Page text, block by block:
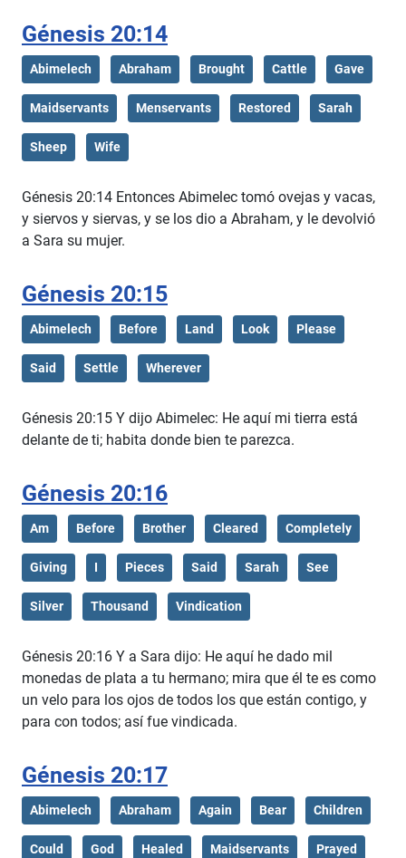
Génesis 20:14
Abimelech Abraham Brought Cattle Gave
Maidservants Menservants Restored Sarah
Sheep Wife
Génesis 20:14 Entonces Abimelec tomó ovejas y vacas,
y siervos y siervas, y se los dio a Abraham, y le devolvió
a Sara su mujer.
Génesis 20:15
Abimelech Before Land Look Please
Said Settle Wherever
Génesis 20:15 Y dijo Abimelec: He aquí mi tierra está
delante de ti; habita donde bien te parezca.
Génesis 20:16
Am Before Brother Cleared Completely
Giving I Pieces Said Sarah See
Silver Thousand Vindication
Génesis 20:16 Y a Sara dijo: He aquí he dado mil
monedas de plata a tu hermano; mira que él te es como
un velo para los ojos de todos los que están contigo, y
para con todos; así fue vindicada.
Génesis 20:17
Abimelech Abraham Again Bear Children
Could God Healed Maidservants Prayed